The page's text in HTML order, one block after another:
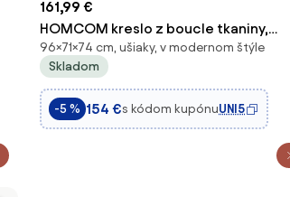
161,99 €
HOMCOM kreslo z boucle tkaniny,
moderné čalúnené kreslo s drevenými
nohami, ergonomické operadlo a
opierky rúk, do jedálne, obývacej izby,
spálne, kan
96×71×74 cm, ušiaky, v modernom štýle
Skladom
-5 % 154 €s kódom kupónuUNI5